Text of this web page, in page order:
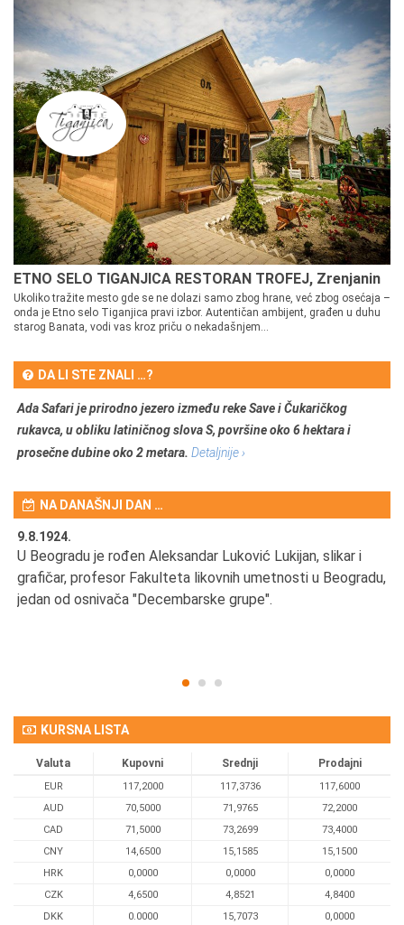
ETNO SELO TIGANJICA RESTORAN TROFEJ, Zrenjanin
Ukoliko tražite mesto gde se ne dolazi samo zbog hrane, već zbog osećaja –
onda je Etno selo Tiganjica pravi izbor. Autentičan ambijent, građen u duhu
starog Banata, vodi vas kroz priču o nekadašnjem...
DA LI STE ZNALI …?
Ada Safari je prirodno jezero između reke Save i Čukaričkog
rukavca, u obliku latiničnog slova S, površine oko 6 hektara i
prosečne dubine oko 2 metara. Detaljnije ›
NA DANAŠNJI DAN …
9.8.1924.
U Beogradu je rođen Aleksandar Luković Lukijan, slikar i
grafičar, profesor Fakulteta likovnih umetnosti u Beogradu,
jedan od osnivača "Decembarske grupe".
KURSNA LISTA
Valuta Kupovni Srednji Prodajni
EUR 117,2000 117,3736
117,6000
AUD
70,5000 71,9765
72,2000
CAD
71,5000 73,2699
73,4000
CNY
14,6500 15,1585
15,1500
HRK
0,0000 0,0000
0,0000
CZK
4,6500 4,8521
4,8400
DKK
0.0000 15,7073 0,0000